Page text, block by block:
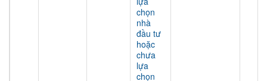
chọn
nhà
đầu tư
hoặc
chưa
lựa
chọn